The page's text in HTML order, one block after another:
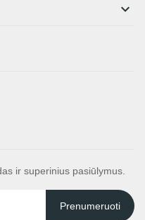

ir superinius pasiūlymus.
Prenumeruoti